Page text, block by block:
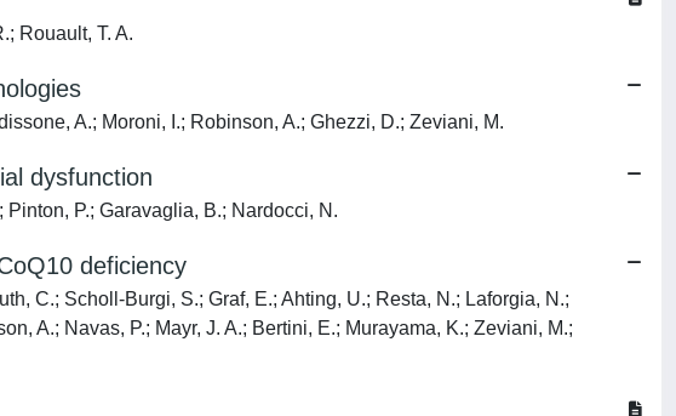
Rouault, T. A.
A.; Moroni, I.; Robinson, A.; Ghezzi, D.; Zeviani, M.
dysfunction
P.; Garavaglia, B.; Nardocci, N.
deficiency
C.; Scholl-Burgi, S.; Graf, E.; Ahting, U.; Resta, N.; Laforgia, N.;
A.; Navas, P.; Mayr, J. A.; Bertini, E.; Murayama, K.; Zeviani, M.;